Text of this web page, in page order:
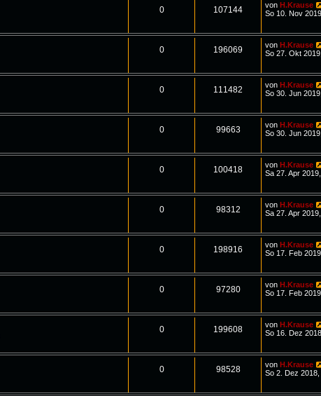
0 107144 vonH.Krause
So 10. Nov
0 196069 vonH.Krause
So 27. Okt
0 111482 vonH.Krause
So 30. Jun
0 99663 vonH.Krause
So 30. Jun
0 100418 vonH.Krause
Sa 27. Apr
0 98312 vonH.Krause
Sa 27. Apr
0 198916 vonH.Krause
So 17. Feb
0 97280 vonH.Krause
So 17. Feb
0 199608 vonH.Krause
So 16. Dez
0 98528 vonH.Krause
So 2. Dez 2018,